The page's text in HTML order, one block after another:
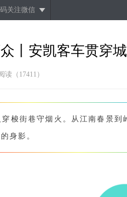
关注微信
丨安凯客车贯穿
读（17411）
梭街巷守烟火。从江南春景
身影。